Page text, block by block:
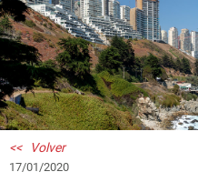
<< Volver
17/01/2020